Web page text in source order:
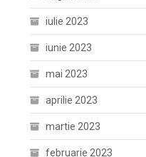
iulie 2023
iunie 2023
mai 2023
aprilie 2023
martie 2023
februarie 2023